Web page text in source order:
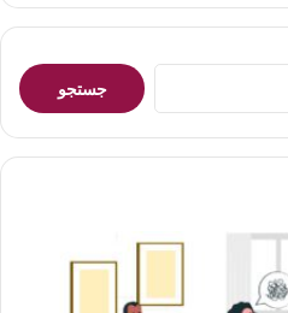
جستجو
برای: